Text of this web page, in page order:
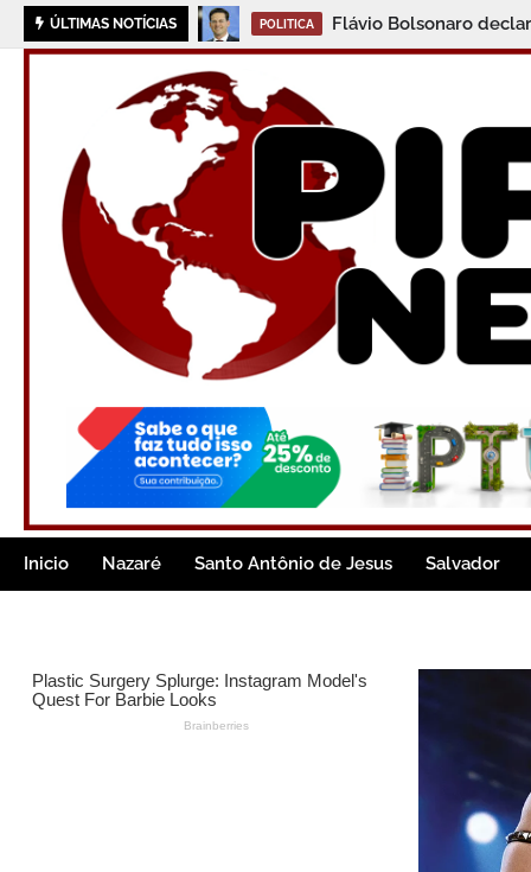
ÚLTIMAS NOTÍCIAS POLITICA Flávio Bolsonaro
Inicio Nazaré Santo Antônio de Jesus Salvador